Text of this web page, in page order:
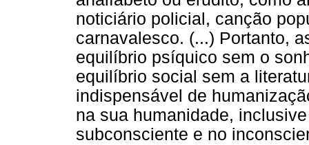
noticiário policial, canção
carnavalesco. (...) Portanto,
equilíbrio psíquico sem o
equilíbrio social sem a
indispensável de
na sua humanidade,
subconsciente e no